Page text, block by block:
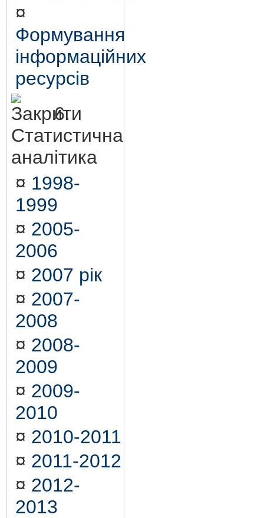
¤
Формування
інформаційних
ресурсів
6.
Статистична
аналітика
¤ 1998-
1999
¤ 2005-
2006
¤ 2007 рік
¤ 2007-
2008
¤ 2008-
2009
¤ 2009-
2010
¤ 2010-2011
¤ 2011-2012
¤ 2012-
2013